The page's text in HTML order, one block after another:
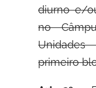
diurno e/
no
primeiro